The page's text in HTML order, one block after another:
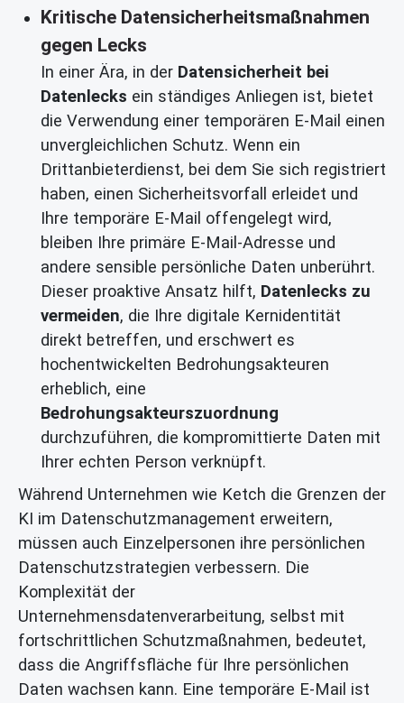
Kritische Datensicherheitsmaßnahmen
gegen Lecks
In einer Ära, in der Datensicherheit bei
Datenlecks ein ständiges Anliegen ist, bietet
die Verwendung einer temporären E-Mail einen
unvergleichlichen Schutz. Wenn ein
Drittanbieterdienst, bei dem Sie sich registriert
haben, einen Sicherheitsvorfall erleidet und
Ihre temporäre E-Mail offengelegt wird,
bleiben Ihre primäre E-Mail-Adresse und
andere sensible persönliche Daten unberührt.
Dieser proaktive Ansatz hilft, Datenlecks zu
vermeiden, die Ihre digitale Kernidentität
direkt betreffen, und erschwert es
hochentwickelten Bedrohungsakteuren
erheblich, eine
Bedrohungsakteurszuordnung
durchzuführen, die kompromittierte Daten mit
Ihrer echten Person verknüpft.
Während Unternehmen wie Ketch die Grenzen der
KI im Datenschutzmanagement erweitern,
müssen auch Einzelpersonen ihre persönlichen
Datenschutzstrategien verbessern. Die
Komplexität der
Unternehmensdatenverarbeitung, selbst mit
fortschrittlichen Schutzmaßnahmen, bedeutet,
dass die Angriffsfläche für Ihre persönlichen
Daten wachsen kann. Eine temporäre E-Mail ist